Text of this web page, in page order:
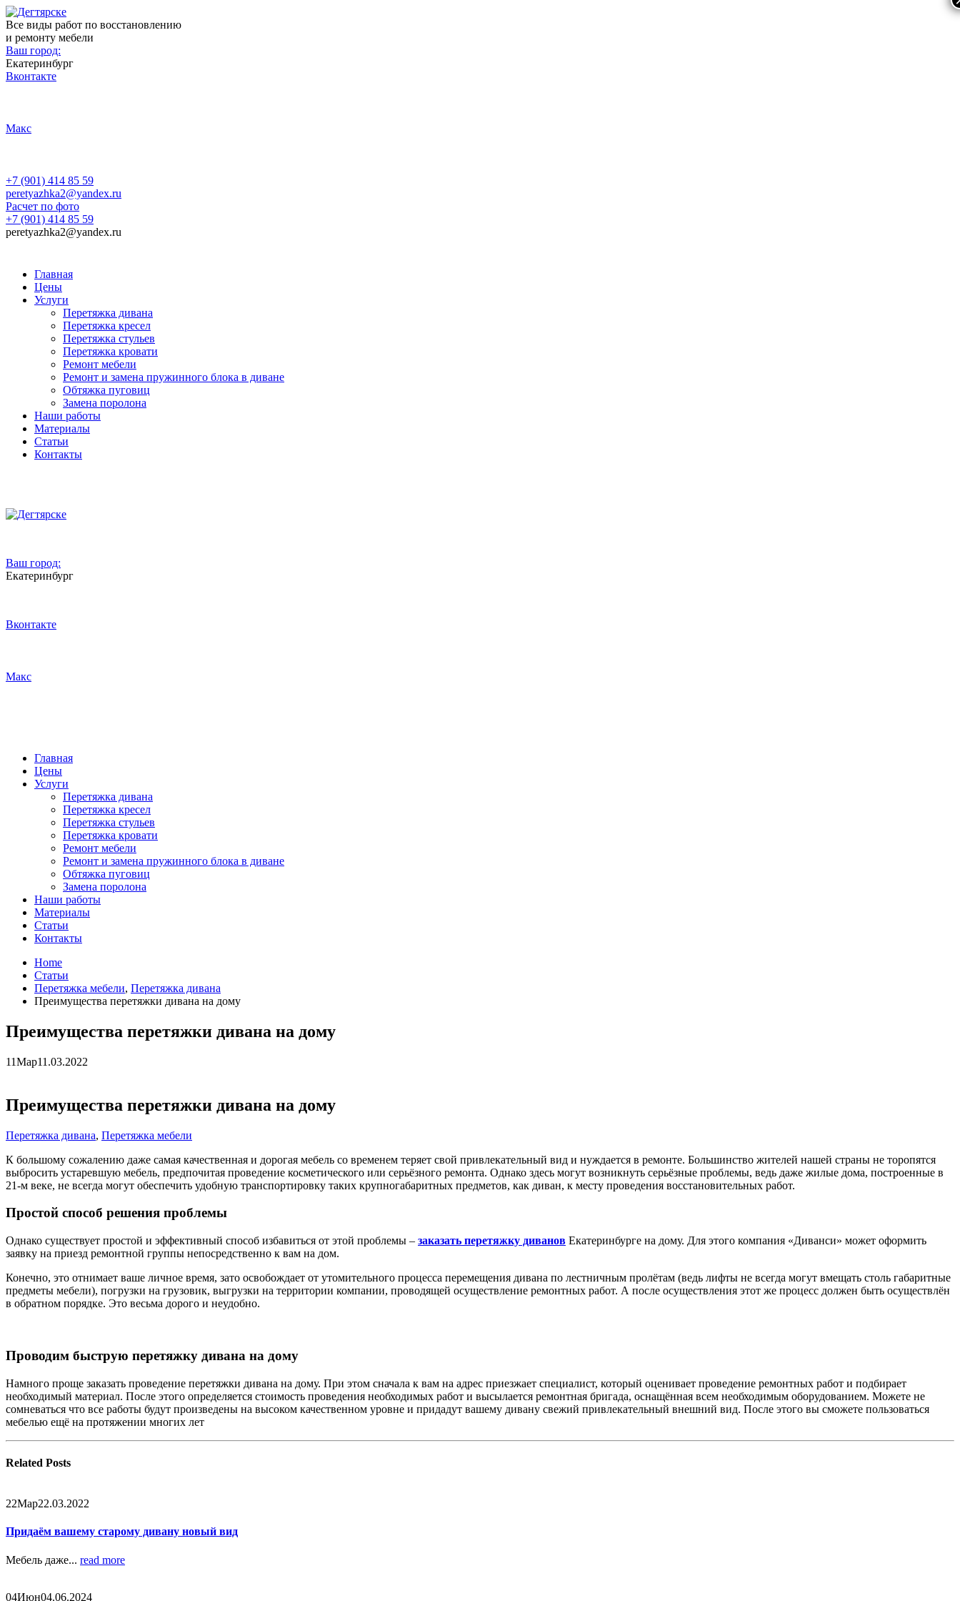
Все виды работ по восстановлению
и ремонту мебели
Ваш город:
Екатеринбург
Вконтакте
Макс
+7 (901) 414 85 59
peretyazhka2@yandex.ru
Расчет по фото
+7 (901) 414 85 59
peretyazhka2@yandex.ru
Главная
Цены
Услуги
Перетяжка дивана
Перетяжка кресел
Перетяжка стульев
Перетяжка кровати
Ремонт мебели
Ремонт и замена пружинного блока в диване
Обтяжка пуговиц
Замена поролона
Наши работы
Материалы
Статьи
Контакты
Ваш город:
Екатеринбург
Вконтакте
Макс
Главная
Цены
Услуги
Перетяжка дивана
Перетяжка кресел
Перетяжка стульев
Перетяжка кровати
Ремонт мебели
Ремонт и замена пружинного блока в диване
Обтяжка пуговиц
Замена поролона
Наши работы
Материалы
Статьи
Контакты
Home
Статьи
Перетяжка мебели, Перетяжка дивана
Преимущества перетяжки дивана на дому
Преимущества перетяжки дивана на дому
11Мар11.03.2022
Преимущества перетяжки дивана на дому
Перетяжка дивана, Перетяжка мебели
К большому сожалению даже самая качественная и дорогая мебель со временем теряет свой привлекательный вид и нуждается в ремонте. Большинство жителей нашей страны не торопятся
выбросить устаревшую мебель, предпочитая проведение косметического или серьёзного ремонта. Однако здесь могут возникнуть серьёзные проблемы, ведь даже жилые дома, построенные в
21-м веке, не всегда могут обеспечить удобную транспортировку таких крупногабаритных предметов, как диван, к месту проведения восстановительных работ.
Простой способ решения проблемы
Однако существует простой и эффективный способ избавиться от этой проблемы – заказать перетяжку диванов Екатеринбурге на дому. Для этого компания «Диванси» может оформить
заявку на приезд ремонтной группы непосредственно к вам на дом.
Конечно, это отнимает ваше личное время, зато освобождает от утомительного процесса перемещения дивана по лестничным пролётам (ведь лифты не всегда могут вмещать столь габаритные
предметы мебели), погрузки на грузовик, выгрузки на территории компании, проводящей осуществление ремонтных работ. А после осуществления этот же процесс должен быть осуществлён
в обратном порядке. Это весьма дорого и неудобно.
Проводим быструю перетяжку дивана на дому
Намного проще заказать проведение перетяжки дивана на дому. При этом сначала к вам на адрес приезжает специалист, который оценивает проведение ремонтных работ и подбирает
необходимый материал. После этого определяется стоимость проведения необходимых работ и высылается ремонтная бригада, оснащённая всем необходимым оборудованием. Можете не
сомневаться что все работы будут произведены на высоком качественном уровне и придадут вашему дивану свежий привлекательный внешний вид. После этого вы сможете пользоваться
мебелью ещё на протяжении многих лет
Related Posts
22Мар22.03.2022
Придаём вашему старому дивану новый вид
Мебель даже... read more
04Июн04.06.2024